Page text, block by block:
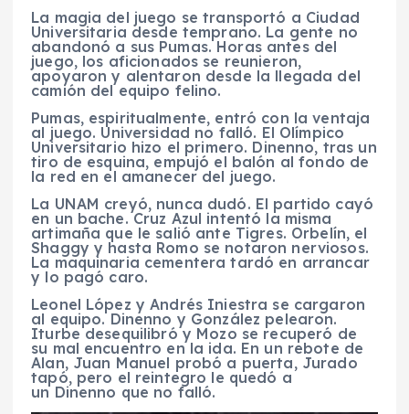
La magia del juego se transportó a Ciudad
Universitaria desde temprano. La gente no
abandonó a sus Pumas. Horas antes del
juego, los aficionados se reunieron,
apoyaron y alentaron desde la llegada del
camión del equipo felino.
Pumas, espiritualmente, entró con la ventaja
al juego. Universidad no falló. El Olímpico
Universitario hizo el primero. Dinenno, tras un
tiro de esquina, empujó el balón al fondo de
la red en el amanecer del juego.
La UNAM creyó, nunca dudó. El partido cayó
en un bache. Cruz Azul intentó la misma
artimaña que le salió ante Tigres. Orbelín, el
Shaggy y hasta Romo se notaron nerviosos.
La maquinaria cementera tardó en arrancar
y lo pagó caro.
Leonel López y Andrés Iniestra se cargaron
al equipo. Dinenno y González pelearon.
Iturbe desequilibró y Mozo se recuperó de
su mal encuentro en la ida. En un rebote de
Alan, Juan Manuel probó a puerta, Jurado
tapó, pero el reintegro le quedó a
un Dinenno que no falló.